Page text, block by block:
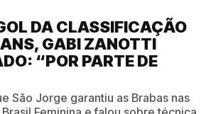
DA CLASSIFICAÇÃO
GABI ZANOTTI
“POR PARTE DE
São Jorge garantiu as Brabas nas